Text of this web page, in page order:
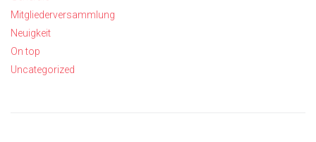
Mitgliederversammlung
Neuigkeit
On top
Uncategorized